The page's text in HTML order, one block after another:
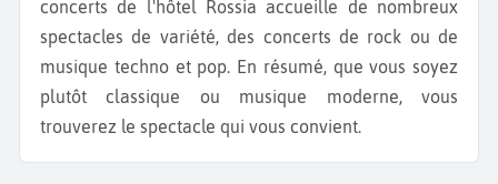
concerts de l'hôtel Rossia accueille de nombreux
spectacles de variété, des concerts de rock ou de
musique techno et pop. En résumé, que vous soyez
plutôt classique ou musique moderne, vous
trouverez le spectacle qui vous convient.